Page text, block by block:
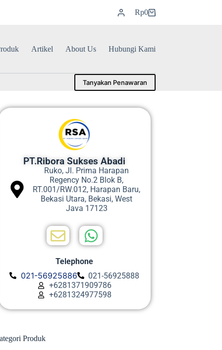
Rp0
Artikel About Us Hubungi Kami
Tanyakan Penawaran
PT.Ribora Sukses Abadi
Ruko, Jl. Prima Harapan
Regency No.2 Blok B,
RT.001/RW.012, Harapan Baru,
Bekasi Utara, Bekasi, West
Java 17123
Telephone
021-56925886
021-56925888
+6281371909786
+6281324977598
Produk